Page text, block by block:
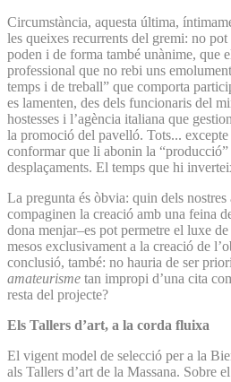
Circumstància, aquesta última,
les queixes recurrents del gremi: no
poden i de forma també unànime, que
professional que no rebi uns
temps i de treball” que comporta
es lamenten, des dels funcionaris del
hostesses i l’agència italiana que
la promoció del pavelló. Tots... excepte
conformar que li abonin la
desplaçaments. El temps que hi
La pregunta és òbvia: quin dels
compaginen la creació amb una feina
dona menjar–es pot permetre el luxe
mesos exclusivament a la creació de
conclusió, també: no hauria de ser
amateurisme tan impropi d’una cita
resta del projecte?
Els Tallers d’art, a la corda fluixa
El vigent model de selecció per a la
als Tallers d’art de la Massana. Sobre